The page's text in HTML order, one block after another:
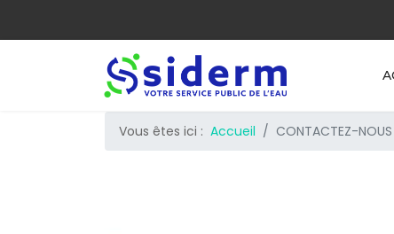
Vous êtes ici : Accueil CONTACTEZ-NOUS